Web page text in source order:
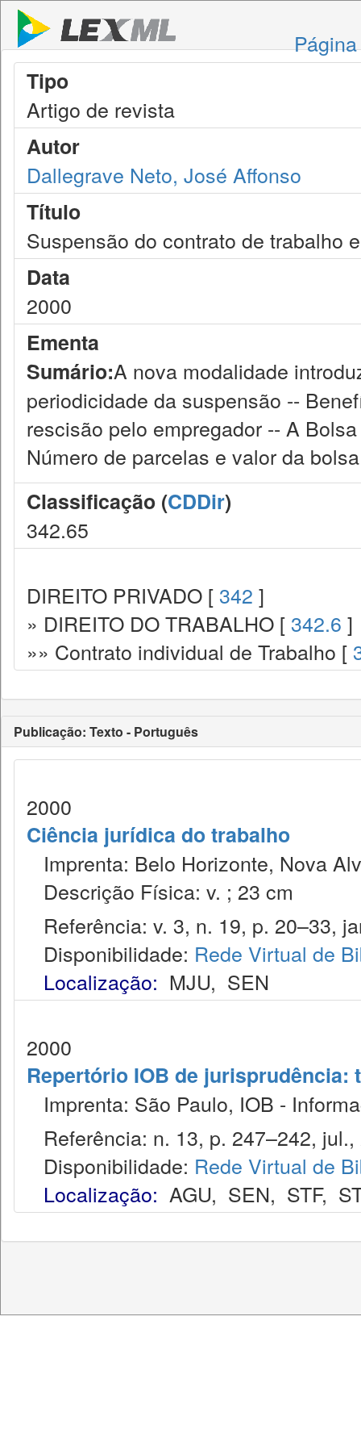
Tipo
Artigo de revista
Autor
Dallegrave Neto, José Affonso
Título
Suspensão do contrato de trabalho
Data
2000
Ementa
Sumário:A nova modalidade
periodicidade da suspensão --
rescisão pelo empregador -- A
Número de parcelas e valor da
Classificação (CDDir)
342.65
DIREITO PRIVADO [ 342 ]
» DIREITO DO TRABALHO [ 342.6 ]
»» Contrato individual de Trabalho [
Publicação: Texto - Português
2000
Ciência jurídica do trabalho
Imprenta: Belo Horizonte, Nova
Descrição Física: v. ; 23 cm
Referência: v. 3, n. 19, p. 20–33,
Disponibilidade: Rede Virtual de
Localização: MJU, SEN
2000
Repertório IOB de
Imprenta: São Paulo, IOB -
Referência: n. 13, p. 247–242, jul.,
Disponibilidade: Rede Virtual de
Localização: AGU, SEN, STF,